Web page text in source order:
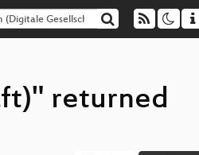
returned